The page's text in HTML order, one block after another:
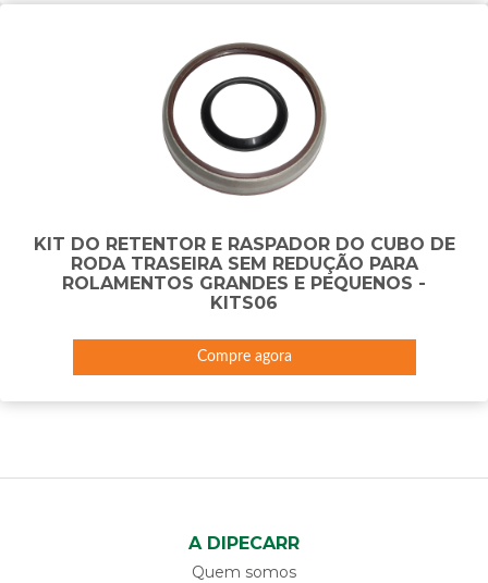
KIT DO RETENTOR E RASPADOR DO CUBO DE
RODA TRASEIRA SEM REDUÇÃO PARA
ROLAMENTOS GRANDES E PEQUENOS -
KITS06
Compre agora
A DIPECARR
Quem somos